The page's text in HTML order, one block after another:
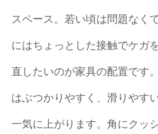
スペース。若い頃は問題なく
にはちょっとした接触でケガ
直したいのが家具の配置です
はぶつかりやすく、滑りやす
一気に上がります。角にクッ